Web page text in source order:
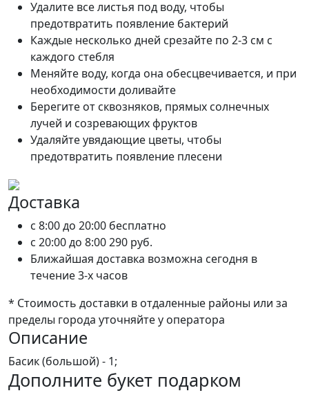
Удалите все листья под воду, чтобы
предотвратить появление бактерий
Каждые несколько дней срезайте по 2-3 см с
каждого стебля
Меняйте воду, когда она обесцвечивается, и при
необходимости доливайте
Берегите от сквозняков, прямых солнечных
лучей и созревающих фруктов
Удаляйте увядающие цветы, чтобы
предотвратить появление плесени
Доставка
c 8:00 до 20:00 бесплатно
c 20:00 до 8:00290 руб.
Ближайшая доставка возможна сегодня в
течение 3-х часов
* Стоимость доставки в отдаленные районы или за
пределы города уточняйте у оператора
Описание
Басик (большой) - 1;
Дополните букет подарком